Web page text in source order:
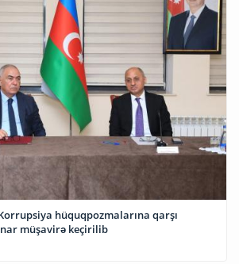
hüquqpozmalarına qarşı
müşavirə keçirilib